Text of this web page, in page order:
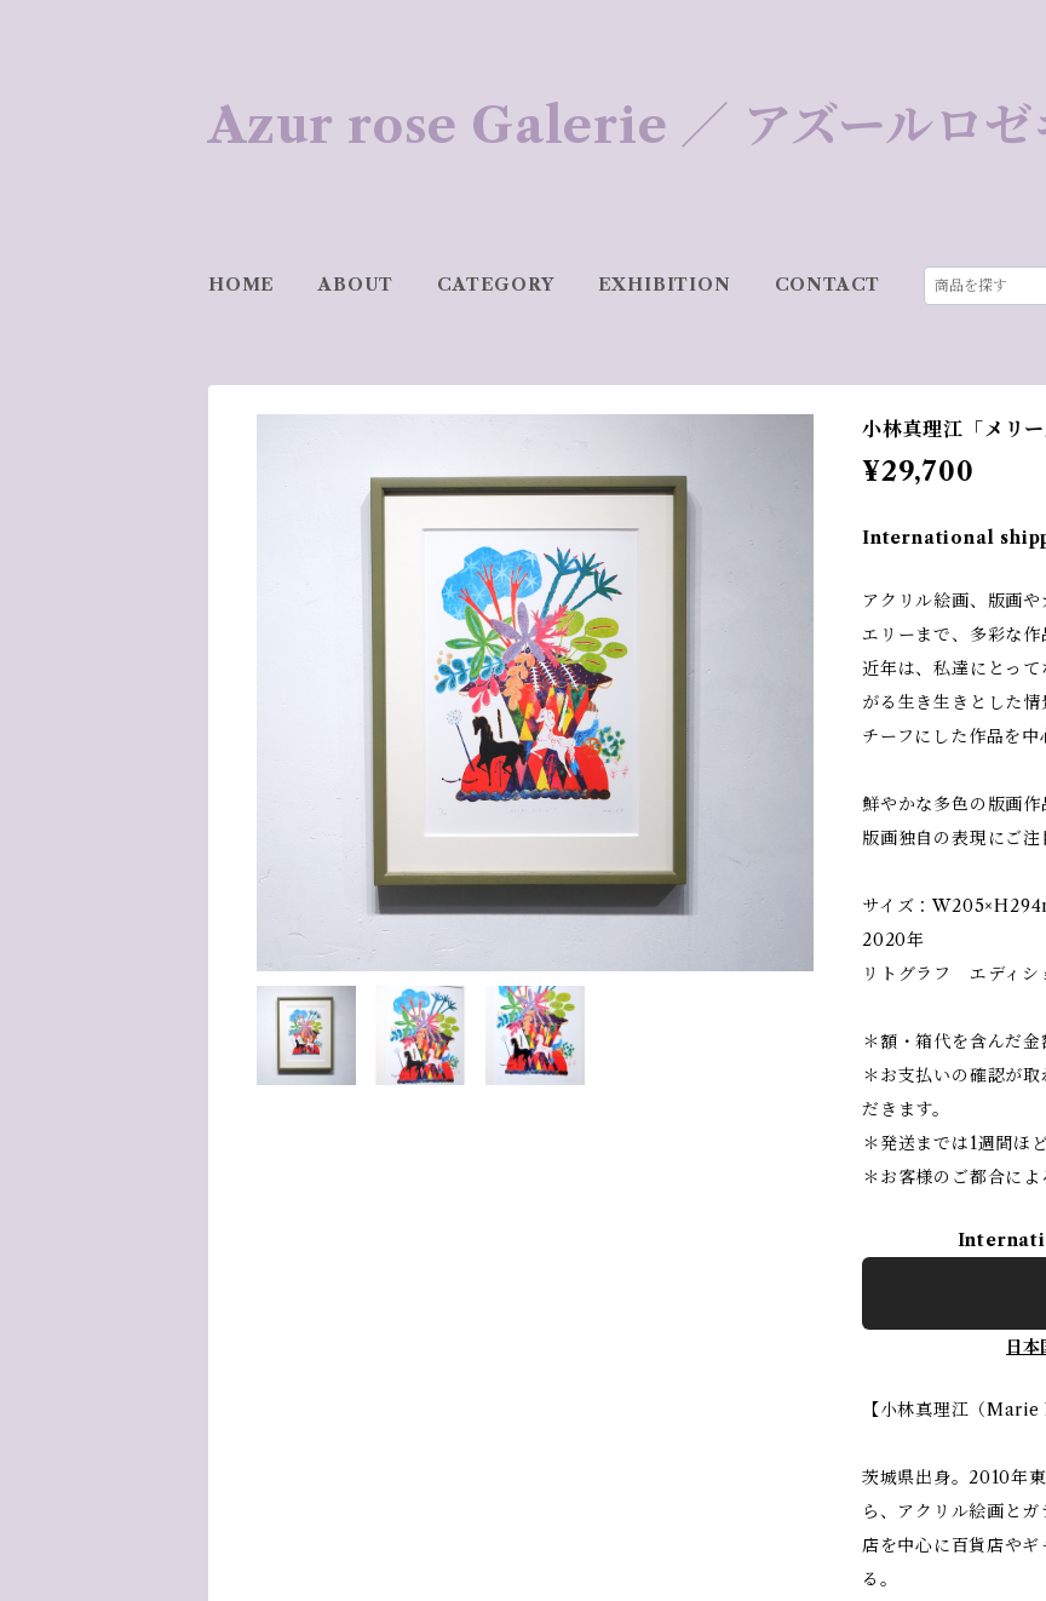
Azur rose Galerie ／ アズールロゼ
HOME ABOUT CATEGORY EXHIBITION CONTACT
小林真理江「メリ
¥29,700
International
アクリル絵画、版画
エリーまで、多彩な作
近年は、私達にとっ
がる生き生きとした
チーフにした作品を中
鮮やかな多色の版画作
版画独自の表現にご注
サイズ：
2020年
リトグラフ エディ
＊額・箱代を含んだ金
＊お支払いの確認が
だきます。
＊発送までは1週間ほ
＊お客様のご都合に
日本
【小林真理江（
茨城県出身。2010年
ら、アクリル絵画と
店を中心に百貨店や
る。